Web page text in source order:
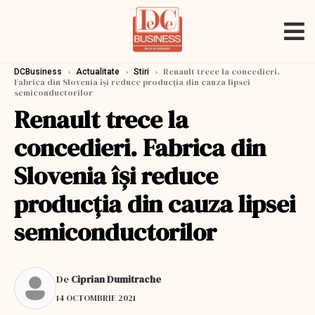
DCBusiness › Actualitate › Stiri › Renault trece la concedieri.
Fabrica din Slovenia își reduce producția din cauza lipsei
semiconductorilor
Renault trece la
concedieri. Fabrica din
Slovenia își reduce
producția din cauza lipsei
semiconductorilor
De Ciprian Dumitrache
14 OCTOMBRIE 2021